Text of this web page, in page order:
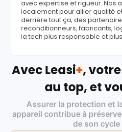
avec expertise et rigueur. Nos
localement pour allier qualité
derrière tout ça, des
reconditionneurs, fabricants,
la tech plus responsable et
Avec Leasi+,
au top, et
Assurer la protection et
appareil contribue à
de son cycle